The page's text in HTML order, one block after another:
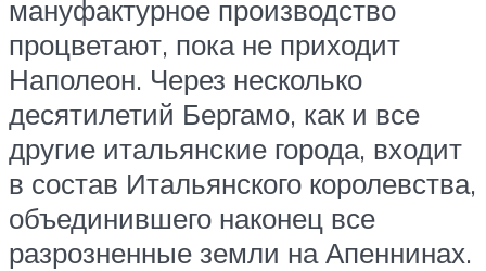
мануфактурное производство
процветают, пока не приходит
Наполеон. Через несколько
десятилетий Бергамо, как и все
другие итальянские города, входит
в состав Итальянского королевства,
объединившего наконец все
разрозненные земли на Апеннинах.